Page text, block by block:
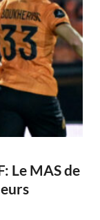
Le MAS de